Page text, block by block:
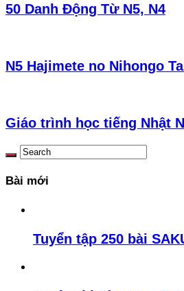
50 Danh Động Từ N5, N4
N5 Hajimete no Nihongo
Giáo trình học tiếng Nhật
Bài mới
Tuyển tập 250 bài